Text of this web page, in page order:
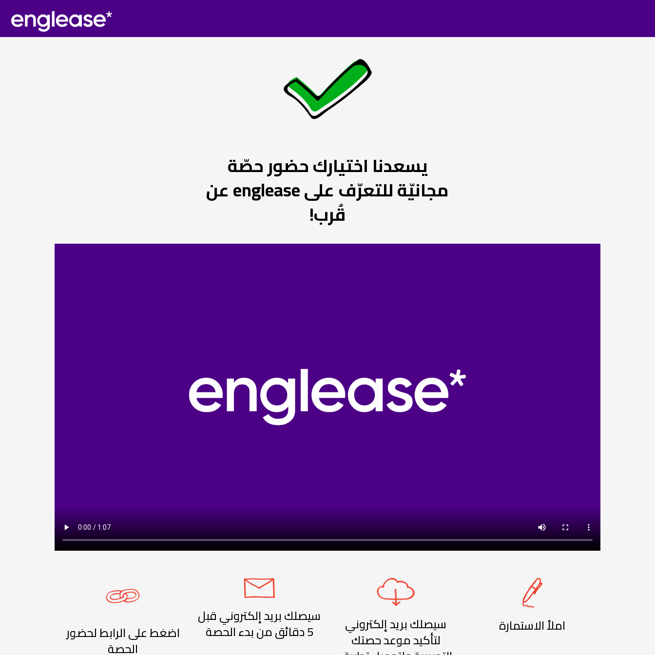
يسعدنا اختيارك حضور حصّة
مجانيّة للتعرّف على englease عن
قُرب!
املأ الاستمارة سيصلك بريد إلكتروني
لتأكيد موعد حصتك
سيصلك بريد إلكتروني قبل
5 دقائق من بدء الحصة اضغط على الرابط لحضور
الحصة